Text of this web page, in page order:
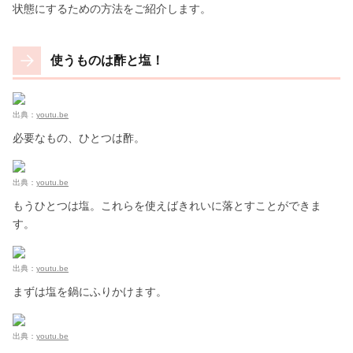
状態にするための方法をご紹介します。
使うものは酢と塩！
出典： youtu.be
必要なもの、ひとつは酢。
出典： youtu.be
もうひとつは塩。これらを使えばきれいに落とすことができま
す。
出典： youtu.be
まずは塩を鍋にふりかけます。
出典： youtu.be